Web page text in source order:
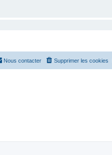
Supprimer les cookies
Nous contacter